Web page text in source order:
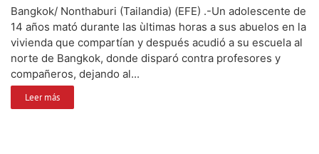
Bangkok/ Nonthaburi (Tailandia) (EFE) .-Un adolescente de
14 años mató durante las ùltimas horas a sus abuelos en la
vivienda que compartían y después acudió a su escuela al
norte de Bangkok, donde disparó contra profesores y
compañeros, dejando al...
Leer más